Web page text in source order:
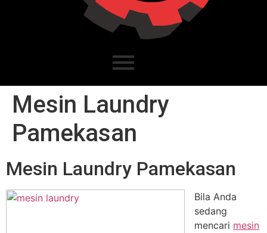
Mesin Laundry
Pamekasan
Mesin Laundry Pamekasan
Bila Anda
sedang
mencari mesin